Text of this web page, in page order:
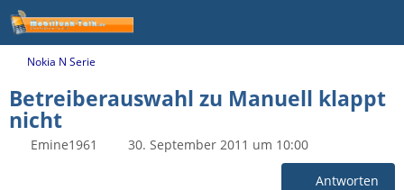
Nokia N Serie
Betreiberauswahl zu Manuell klappt
nicht
Emine1961 30. September 2011 um 10:00
Antworten